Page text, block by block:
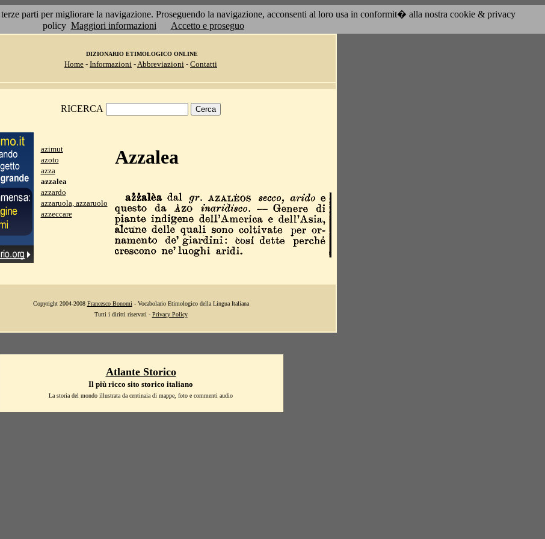
parti per migliorare la navigazione. Proseguendo la navigazione, acconsenti al loro usa in conformit� alla nostra cookie & privacy
policy Maggiori informazioni Accetto e proseguo
DIZIONARIO ETIMOLOGICO ONLINE
Home - Informazioni -Abbreviazioni - Contatti
RICERCA
azimut
azoto
azza
azzalea
azzardo
azzaruola, azzaruolo
azzeccare
Azzalea
Copyright 2004-2008 Francesco Bonomi - Vocabolario Etimologico della Lingua Italiana
Tutti i diritti riservati - Privacy Policy
Atlante Storico
Il più ricco sito storico italiano
La storia del mondo illustrata da centinaia di mappe, foto e commenti audio